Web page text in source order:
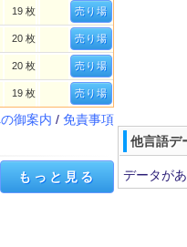
他言語デ
データが
19 枚 売り場
20 枚 売り場
20 枚 売り場
19 枚 売り場
御案内 / 免責事項
もっと見る